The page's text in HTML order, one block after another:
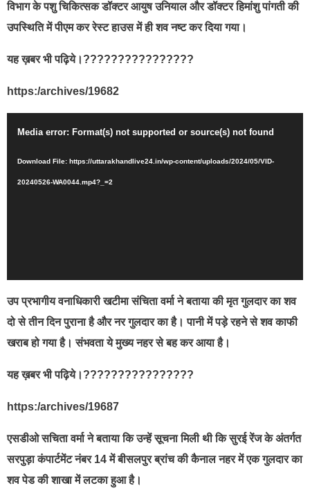
विभाग के पशु चिकित्सक डॉक्टर आयुष उनियाल और डॉक्टर हिमांशु पांगती की
उपस्थिति में पीएम कर रेस्ट हाउस में ही शव नष्ट कर दिया गया।
यह ख़बर भी पढ़िये।????????????????
https:/archives/19682
Media error: Format(s) not supported or source(s) not found
Download File: https://uttarakhandlive24.in/wp-content/uploads/2024/05/VID-
20240526-WA0044.mp4?_=2
उप प्रभागीय वनाधिकारी खटीमा संचिता वर्मा ने बताया की मृत गुलदार का शव
दो से तीन दिन पुराना है और नर गुलदार का है। पानी में पड़े रहने से शव काफी
खराब हो गया है। संभवता ये मुख्य नहर से बह कर आया है।
यह ख़बर भी पढ़िये।????????????????
https:/archives/19687
एसडीओ सचिता वर्मा ने बताया कि उन्हें सूचना मिली थी कि सुरई रेंज के अंतर्गत
सरपुड़ा कंपार्टमेंट नंबर 14 में बीसलपुर ब्रांच की कैनाल नहर में एक गुलदार का
शव पेड की शाखा में लटका हुआ है।